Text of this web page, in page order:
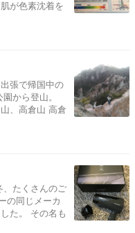
が色素沈着を
張で帰国中の
から登山。
、高倉山 高倉
、たくさんのご
の同じメーカ
た。 その名も